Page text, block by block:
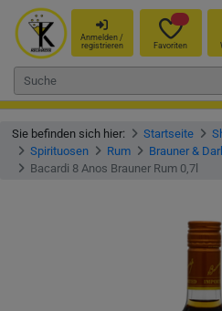
Anmelden /
registrieren
Favoriten
Sie befinden sich hier: Startseite
Spirituosen
Rum
Brauner &
Bacardi 8 Anos Brauner Rum 0,7l